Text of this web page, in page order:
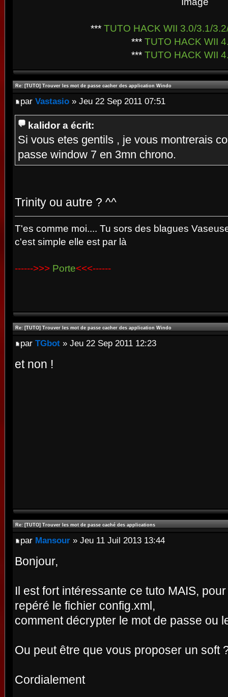
*** TUTO HACK WII 3.0/3.1/
*** TUTO HACK WII
*** TUTO HACK WII
Re: [TUTO] Trouver les mot de passe cacher des application Windo
par Vastasio » Jeu 22 Sep 2011 07:51
kalidor a écrit:
Si vous etes gentils , je vous montrerais
passe window 7 en 3mn chrono.
Trinity ou autre ? ^^
T'es comme moi.... Tu sors des blagues
c'est simple elle est par là
------>>> Porte<<<------
Re: [TUTO] Trouver les mot de passe cacher des application Windo
par TGbot » Jeu 22 Sep 2011 12:23
et non !
Re: [TUTO] Trouver les mot de passe caché des applications
par Mansour » Jeu 11 Juil 2013 13:44
Bonjour,
Il est fort intéressante ce tuto MAIS,
repéré le fichier config.xml,
comment décrypter le mot de passe ou
Ou peut être que vous proposer un soft
Cordialement